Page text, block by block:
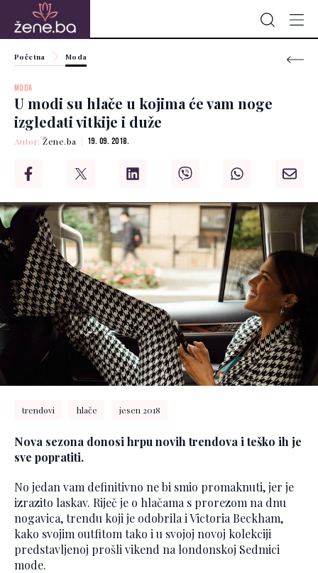
Početna Moda
MODA
U modi su hlače u kojima će vam noge
izgledati vitkije i duže
Autor:Žene.ba 19. 09. 2018.
trendovi hlače jesen 2018
Nova sezona donosi hrpu novih trendova i teško ih je
sve popratiti.
No jedan vam definitivno ne bi smio promaknuti, jer je
izrazito laskav. Riječ je o hlačama s prorezom na dnu
nogavica, trendu koji je odobrila i Victoria Beckham,
kako svojim outfitom tako i u svojoj novoj kolekciji
predstavljenoj prošli vikend na londonskoj Sedmici
mode.